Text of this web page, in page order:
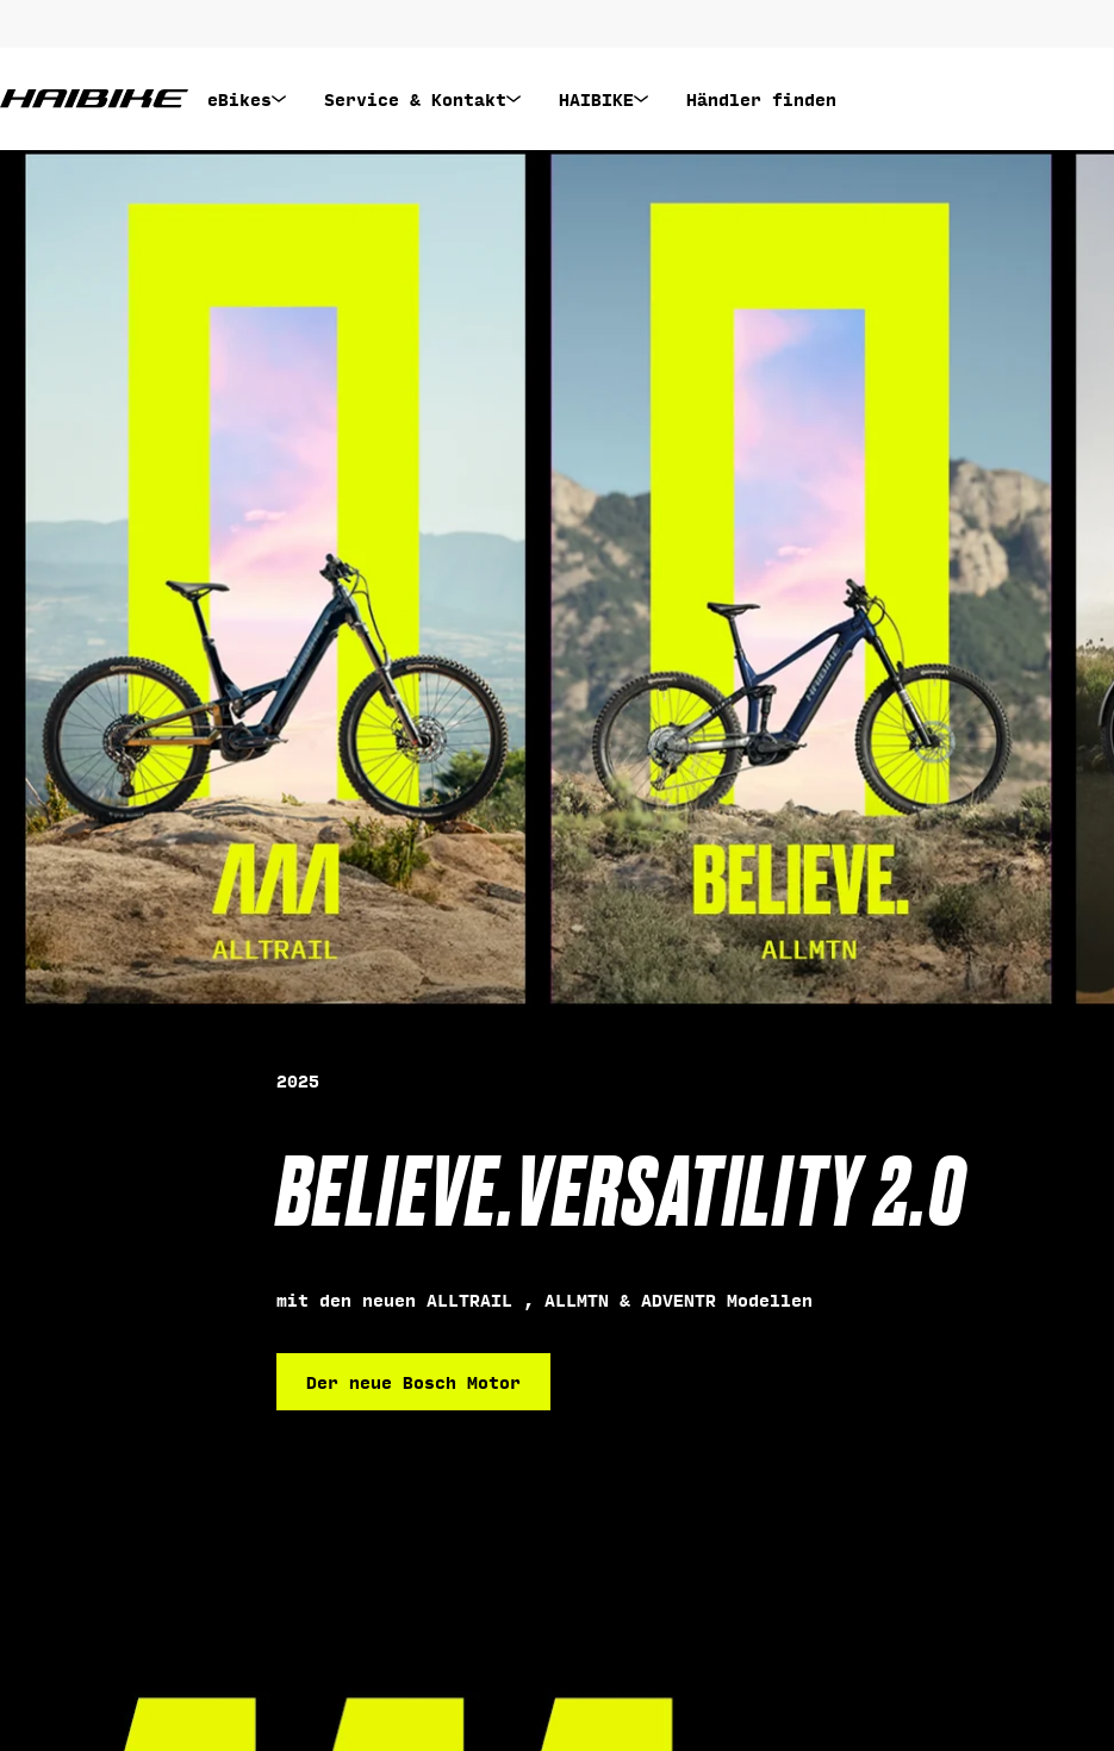
eBikes Service & Kontakt HAIBIKE Händler finden
2025
BELIEVE.VERSATILITY 2.0
mit den neuen ALLTRAIL , ALLMTN & ADVENTR Modellen
Der neue Bosch Motor